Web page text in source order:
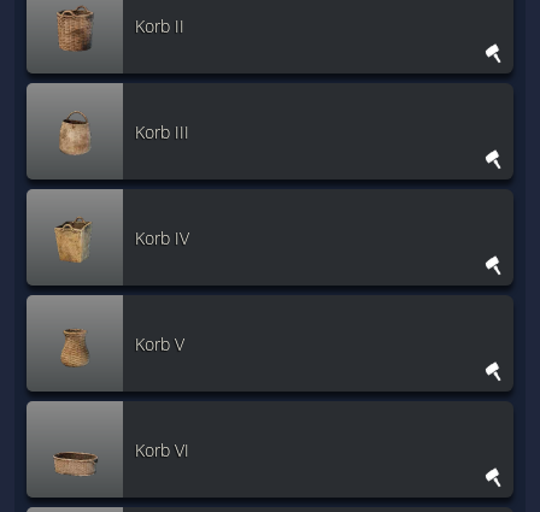
Korb II
Korb III
Korb IV
Korb V
Korb VI